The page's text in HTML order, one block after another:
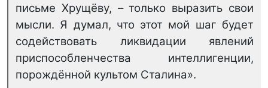
письме Хрущёву, – только выразить свои
мысли. Я думал, что этот мой шаг будет
содействовать ликвидации явлений
приспособленчества интеллигенции,
порождённой культом Сталина».